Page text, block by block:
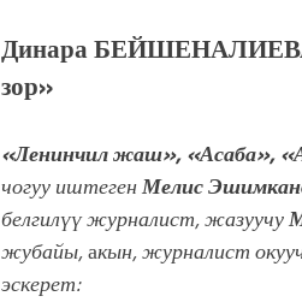
Динара БЕЙШЕНАЛИЕВА:
зор»
«Ленинчил жаш», «Асаба»,
чогуу иштегенМелис
белгилүү журналист, жазуучу
жубайы,акын, журналист
эскерет: